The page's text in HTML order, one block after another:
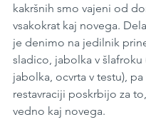
kakršnih smo vajeni od
vsakokrat kaj novega.
je denimo na jedilnik
sladico, jabolka v šlafroku
jabolka, ocvrta v testu),
restavraciji poskrbijo za
vedno kaj novega.